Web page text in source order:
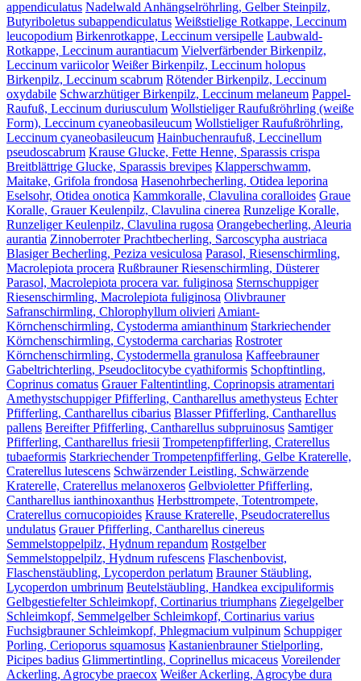
appendiculatus Nadelwald Anhängselröhrling, Gelber Steinpilz,
Butyriboletus subappendiculatus Weißstielige Rotkappe, Leccinum
leucopodium Birkenrotkappe, Leccinum versipelle Laubwald-
Rotkappe, Leccinum aurantiacum Vielverfärbender Birkenpilz,
Leccinum variicolor Weißer Birkenpilz, Leccinum holopus
Birkenpilz, Leccinum scabrum Rötender Birkenpilz, Leccinum
oxydabile Schwarzhütiger Birkenpilz, Leccinum melaneum Pappel-
Raufuß, Leccinum duriusculum Wollstieliger Raufußröhrling (weiße
Form), Leccinum cyaneobasileucum Wollstieliger Raufußröhrling,
Leccinum cyaneobasileucum Hainbuchenraufuß, Leccinellum
pseudoscabrum Krause Glucke, Fette Henne, Sparassis crispa
Breitblättrige Glucke, Sparassis brevipes Klapperschwamm,
Maitake, Grifola frondosa Hasenohrbecherling, Otidea leporina
Eselsohr, Otidea onotica Kammkoralle, Clavulina coralloides Graue
Koralle, Grauer Keulenpilz, Clavulina cinerea Runzelige Koralle,
Runzeliger Keulenpilz, Clavulina rugosa Orangebecherling, Aleuria
aurantia Zinnoberroter Prachtbecherling, Sarcoscypha austriaca
Blasiger Becherling, Peziza vesiculosa Parasol, Riesenschirmling,
Macrolepiota procera Rußbrauner Riesenschirmling, Düsterer
Parasol, Macrolepiota procera var. fuliginosa Sternschuppiger
Riesenschirmling, Macrolepiota fuliginosa Olivbrauner
Safranschirmling, Chlorophyllum olivieriAmiant-
Körnchenschirmling, Cystoderma amianthinum Starkriechender
Körnchenschirmling, Cystoderma carcharias Rostroter
Körnchenschirmling, Cystodermella granulosa Kaffeebrauner
Gabeltrichterling, Pseudoclitocybe cyathiformis Schopftintling,
Coprinus comatus Grauer Faltentintling, Coprinopsis atramentari
Amethystschuppiger Pfifferling, Cantharellus amethysteus Echter
Pfifferling, Cantharellus cibarius Blasser Pfifferling, Cantharellus
pallens Bereifter Pfifferling, Cantharellus subpruinosus Samtiger
Pfifferling, Cantharellus friesii Trompetenpfifferling, Craterellus
tubaeformis Starkriechender Trompetenpfifferling, Gelbe Kraterelle,
Craterellus lutescens Schwärzender Leistling, Schwärzende
Kraterelle, Craterellus melanoxeros Gelbvioletter Pfifferling,
Cantharellus ianthinoxanthus Herbsttrompete, Totentrompete,
Craterellus cornucopioides Krause Kraterelle, Pseudocraterellus
undulatus Grauer Pfifferling, Cantharellus cinereus
Semmelstoppelpilz, Hydnum repandum Rostgelber
Semmelstoppelpilz, Hydnum rufescens Flaschenbovist,
Flaschenstäubling, Lycoperdon perlatum Brauner Stäubling,
Lycoperdon umbrinum Beutelstäubling, Handkea excipuliformis
Gelbgestiefelter Schleimkopf, Cortinarius triumphans Ziegelgelber
Schleimkopf, Semmelgelber Schleimkopf, Cortinarius varius
Fuchsigbrauner Schleimkopf, Phlegmacium vulpinum Schuppiger
Porling, Cerioporus squamosus Kastanienbrauner Stielporling,
Picipes badius Glimmertintling, Coprinellus micaceus Voreilender
Ackerling, Agrocybe praecox Weißer Ackerling, Agrocybe dura